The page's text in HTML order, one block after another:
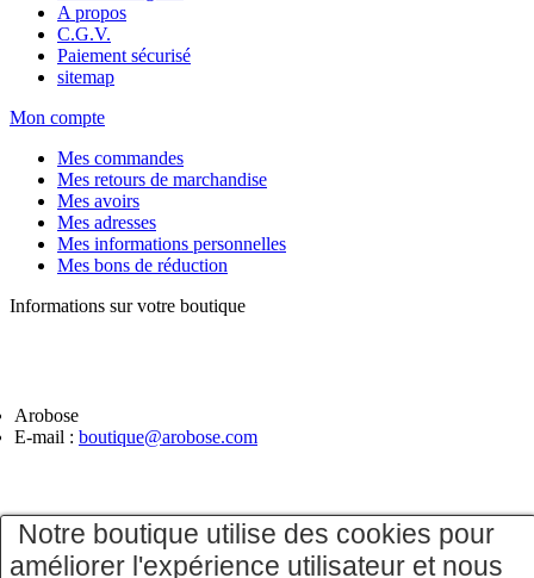
Notre boutique utilise des cookies pour
améliorer l'expérience utilisateur et nous
A propos
C.G.V.
Paiement sécurisé
sitemap
Mon compte
Mes commandes
Mes retours de marchandise
Mes avoirs
Mes adresses
Mes informations personnelles
Mes bons de réduction
Informations sur votre boutique
Arobose
E-mail : boutique@arobose.com